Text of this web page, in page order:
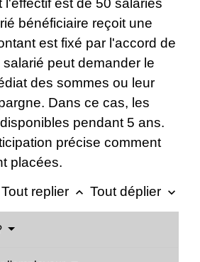
l'effectif est de 50 salariés
bénéficiaire reçoit une
est fixé par l'accord de
peut demander le
des sommes ou leur
Dans ce cas, les
pendant 5 ans.
précise comment
placées.
Tout replier keyboard_arrow_up Tout déplier keyboard_arrow_down